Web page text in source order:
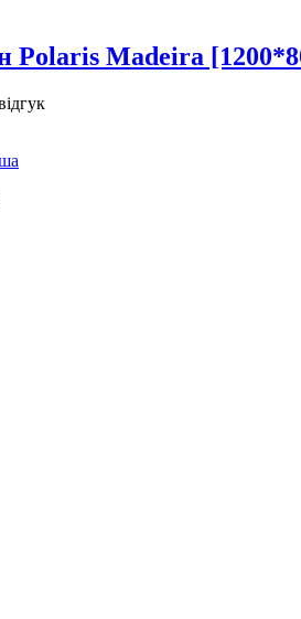
Polaris Madeira